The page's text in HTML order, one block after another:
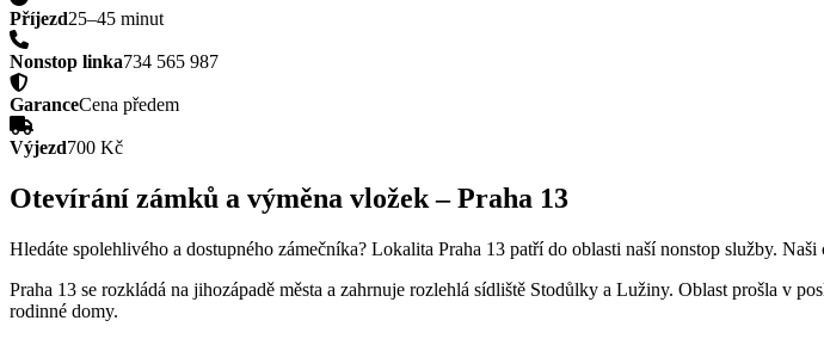
Příjezd25–45 minut
Nonstop linka734 565 987
GaranceCena předem
Výjezd700 Kč
Otevírání zámků a výměna vložek –Praha 13
Hledáte spolehlivého a dostupného zámečníka? Lokalita Praha 13 patří do oblasti naší nonstop služby.
Praha 13 se rozkládá na jihozápadě města a zahrnuje rozlehlá sídliště Stodůlky a Lužiny. Oblast prošla v
rodinné domy.